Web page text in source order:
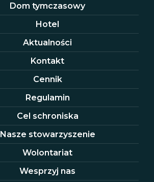
Dom tymczasowy
Hotel
Aktualności
Kontakt
Cennik
Regulamin
Cel schroniska
Nasze stowarzyszenie
Wolontariat
Wesprzyj nas